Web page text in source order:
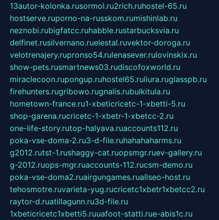
13autor-kolonka.rusormol.ru2rich.ruhostel-65.ru
hostserve.ruporno-na-russkom.rumishinlab.ru
neznobi.rubigfatcc.ruhabble.rustarbucksvia.ru
delfinet.rusilvernano.ruelestal.ruvektor-doroga.ru
velotrenajery.rupronso54.rulenasever.rulovinskix.ru
show-pets.rusmartnews03.rudiscofoxworld.ru
miraclecoon.rupongup.ruhostel65.ruliura.ruglasspb.ru
firehunters.rugribowo.rugnalis.rubulkitula.ru
hometown-france.ru1-xbeticricetc-1-xbetti-5.ru
shop-garena.rucricetc-1-xbetr-1-xbetcc-2.ru
one-life-story.rutop-halyava.ruaccounts112.ru
poka-vse-doma-2.ru3-d-file.ruhahahaharms.ru
g2012.rutst-1.rushaggy-cat.ruopsmgr.ruev-gallery.ru
g-2012.ruops-mgr.ruaccounts-112.rucsm-demo.ru
poka-vse-doma2.ruairgungames.ruallseo-host.ru
tehosmotre.ruvarieta-yug.rucricetc1xbetr1xbetcc2.ru
raytor-d.ruatillagunn.ru3d-file.ru
1xbeticricetc1xbetti5.ruuafoot-statti.rue-abis1c.ru